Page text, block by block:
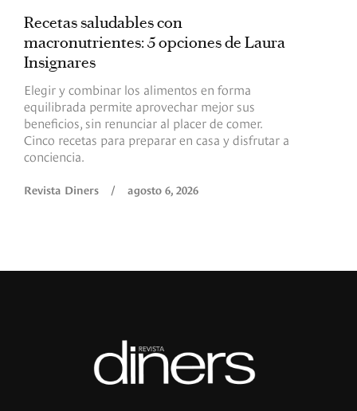
Recetas saludables con
macronutrientes: 5 opciones de Laura
Insignares
Elegir y combinar los alimentos en forma
equilibrada permite aprovechar mejor sus
beneficios, sin renunciar al placer de comer.
Cinco recetas para preparar en casa y disfrutar a
conciencia.
Revista Diners / agosto 6, 2026